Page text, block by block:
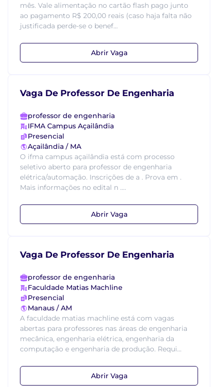
mês. Vale alimentação no cartão flash pago junto
ao pagamento R$ 200,00 reais (caso haja falta não
justificada perde-se o benef...
Abrir Vaga
Vaga De Professor De Engenharia
professor de engenharia
IFMA Campus Açailândia
Presencial
Açailândia / MA
O ifma campus açailândia está com processo
seletivo aberto para professor de engenharia
elétrica/automação. Inscrições de a . Prova em .
Mais informações no edital n ....
Abrir Vaga
Vaga De Professor De Engenharia
professor de engenharia
Faculdade Matias Machline
Presencial
Manaus / AM
A faculdade matias machline está com vagas
abertas para professores nas áreas de engenharia
mecânica, engenharia elétrica, engenharia da
computação e engenharia de produção. Requi...
Abrir Vaga